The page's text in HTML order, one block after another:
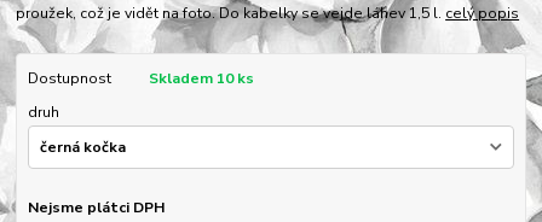
proužek, což je vidět na foto. Do kabelky se vejde láhev 1,5 l. celý popis
Dostupnost
Skladem 10 ks
druh
Nejsme plátci DPH